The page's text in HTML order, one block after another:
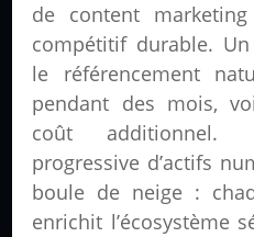
de content
compétitif durable.
le référencement
pendant des mois,
coût additionnel.
progressive d’actifs
boule de neige :
enrichit l’écosystème